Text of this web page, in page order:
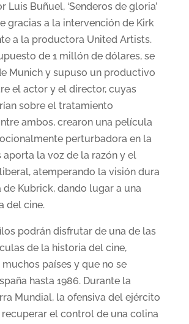
Luis Buñuel, ‘Senderos de gloria’
gracias a la intervención de Kirk
a la productora United Artists.
de 1 millón de dólares, se
Munich y supuso un productivo
el actor y el director, cuyas
sobre el tratamiento
ambos, crearon una película
perturbadora en la
aporta la voz de la razón y el
atemperando la visión dura
Kubrick, dando lugar a una
del cine.
podrán disfrutar de una de las
de la historia del cine,
países y que no se
hasta 1986. Durante la
Mundial, la ofensiva del ejército
recuperar el control de una colina